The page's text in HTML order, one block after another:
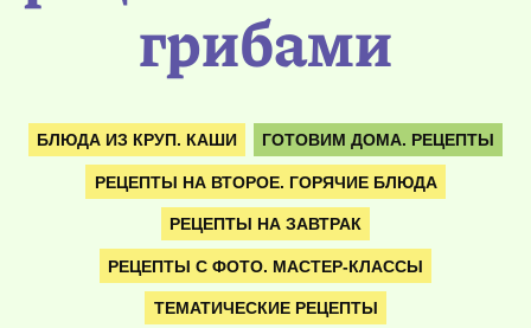
грибами
БЛЮДА ИЗ КРУП. КАШИ ГОТОВИМ ДОМА. РЕЦЕПТЫ
РЕЦЕПТЫ НА ВТОРОЕ. ГОРЯЧИЕ БЛЮДА
РЕЦЕПТЫ НА ЗАВТРАК
РЕЦЕПТЫ С ФОТО. МАСТЕР-КЛАССЫ
ТЕМАТИЧЕСКИЕ РЕЦЕПТЫ